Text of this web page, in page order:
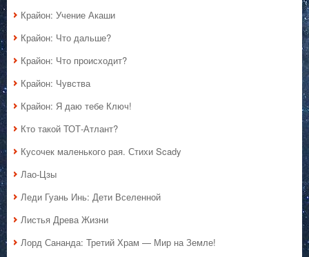
Крайон: Учение Акаши
Крайон: Что дальше?
Крайон: Что происходит?
Крайон: Чувства
Крайон: Я даю тебе Ключ!
Кто такой ТОТ-Атлант?
Кусочек маленького рая. Стихи Scady
Лао-Цзы
Леди Гуань Инь: Дети Вселенной
Листья Древа Жизни
Лорд Сананда: Третий Храм — Мир на Земле!